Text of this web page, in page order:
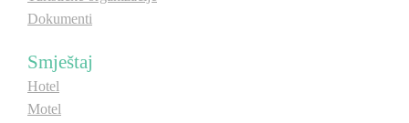
Dokumenti
Smještaj
Hotel
Motel